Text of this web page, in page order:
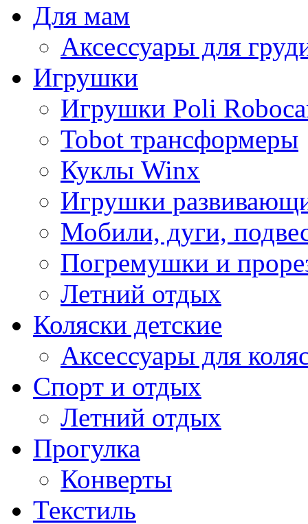
Для мам
Аксессуары для
Игрушки
Игрушки Poli
Tobot трансформеры
Куклы Winx
Игрушки
Мобили, дуги,
Погремушки и
Летний отдых
Коляски детские
Аксессуары для
Спорт и отдых
Летний отдых
Прогулка
Конверты
Текстиль